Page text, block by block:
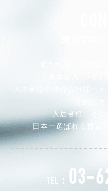
入居者様や仲介会社様へ
入居者様、そし
日本一選ばれる賃貸
TEL： 03-